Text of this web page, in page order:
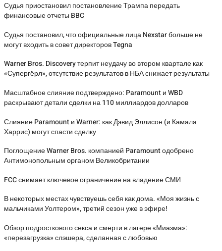
Судья приостановил постановление Трампа передать
финансовые отчеты BBC
Судья постановил, что официальные лица Nexstar больше не
могут входить в совет директоров Tegna
Warner Bros. Discovery терпит неудачу во втором квартале как
«Супергёрл», отсутствие результатов в НБА снижает результаты
Масштабное слияние подтверждено: Paramount и WBD
раскрывают детали сделки на 110 миллиардов долларов
Слияние Paramount и Warner: как Дэвид Эллисон (и Камала
Харрис) могут спасти сделку
Поглощение Warner Bros. компанией Paramount одобрено
Антимонопольным органом Великобритании
FCC снимает ключевое ограничение на владение СМИ
В некоторых местах чувствуешь себя как дома. «Моя жизнь с
мальчиками Уолтером», третий сезон уже в эфире!
Обзор подросткового секса и смерти в лагере «Миазма»:
«перезагрузка» слэшера, сделанная с любовью